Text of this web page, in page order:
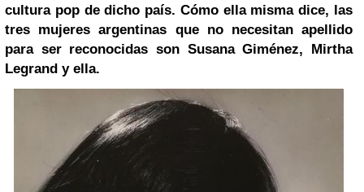
cultura pop de dicho país. Cómo ella misma dice, las
tres mujeres argentinas que no necesitan apellido
para ser reconocidas son Susana Giménez, Mirtha
Legrand y ella.